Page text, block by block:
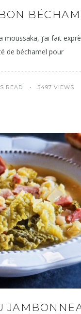
moussaka, j’ai fait
de béchamel pour
READ 5497 VIEWS